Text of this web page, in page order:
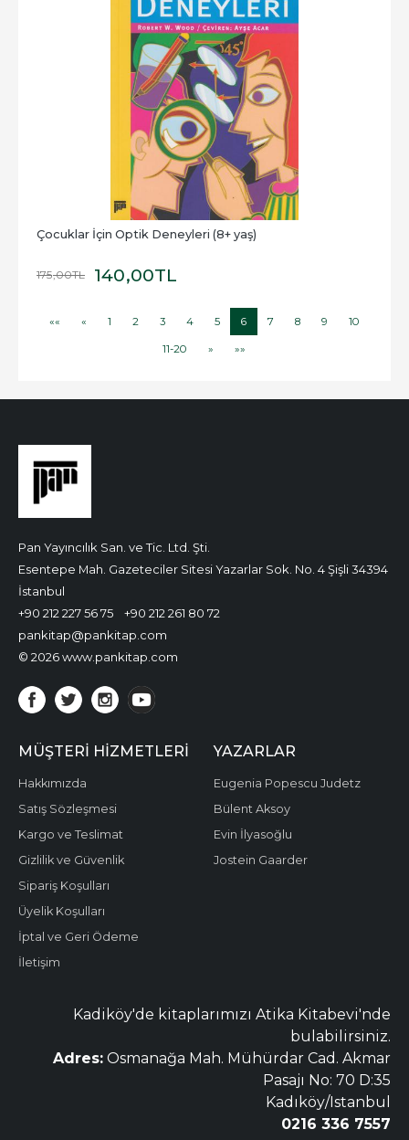
Çocuklar İçin Optik Deneyleri (8+ yaş)
175,00TL 140,00TL
«« « 1 2 3 4 5 6 7 8 9 10
11-20 » »»
Pan Yayıncılık San. ve Tic. Ltd. Şti.
Esentepe Mah. Gazeteciler Sitesi Yazarlar Sok. No. 4 Şişli 34394
İstanbul
+90 212 227 56 75
+90 212 261 80 72
pankitap@pankitap.com
© 2026 www.pankitap.com
MÜŞTERI HIZMETLERI
Hakkımızda
Satış Sözleşmesi
Kargo ve Teslimat
Gizlilik ve Güvenlik
Sipariş Koşulları
Üyelik Koşulları
İptal ve Geri Ödeme
İletişim
YAZARLAR
Eugenia Popescu Judetz
Bülent Aksoy
Evin İlyasoğlu
Jostein Gaarder
Kadiköy'de kitaplarımızı Atika Kitabevi'nde
bulabilirsiniz.
Adres: Osmanağa Mah. Mühürdar Cad. Akmar
Pasajı No: 70 D:35
Kadıköy/Istanbul
0216 336 7557